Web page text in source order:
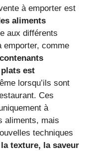
à emporter est
aliments
aux différents
emporter, comme
contenants
plats est
lorsqu’ils sont
Ces
à
aliments, mais
techniques
texture, la saveur